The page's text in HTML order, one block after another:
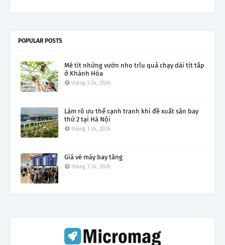
POPULAR POSTS
Mê tít những vườn nho trĩu quả chạy dài tít tắp
ở Khánh Hòa
tháng 3 24, 2026
Làm rõ ưu thế cạnh tranh khi đề xuất sân bay
thứ 2 tại Hà Nội
tháng 3 24, 2026
Giá vé máy bay tăng
tháng 3 24, 2026